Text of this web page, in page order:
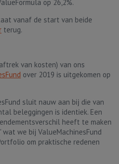
op 26,2%.
vanaf de start van beide
terug.
van kosten) van ons
over 2019 is uitgekomen op
sluit nauw aan bij die van
beleggingen is identiek. Een
heeft te maken
we bij ValueMachinesFund
om praktische redenen